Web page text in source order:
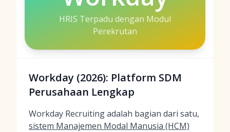
HRIS Terpadu dengan Modul
Perekrutan
Workday (2026): Platform SDM
Perusahaan Lengkap
Workday Recruiting adalah bagian dari satu,
sistem Manajemen Modal Manusia (HCM)